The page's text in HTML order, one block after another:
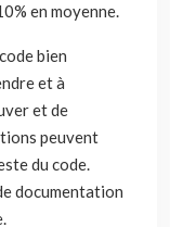
en moyenne.
bien
et à
et de
peuvent
du code.
documentation